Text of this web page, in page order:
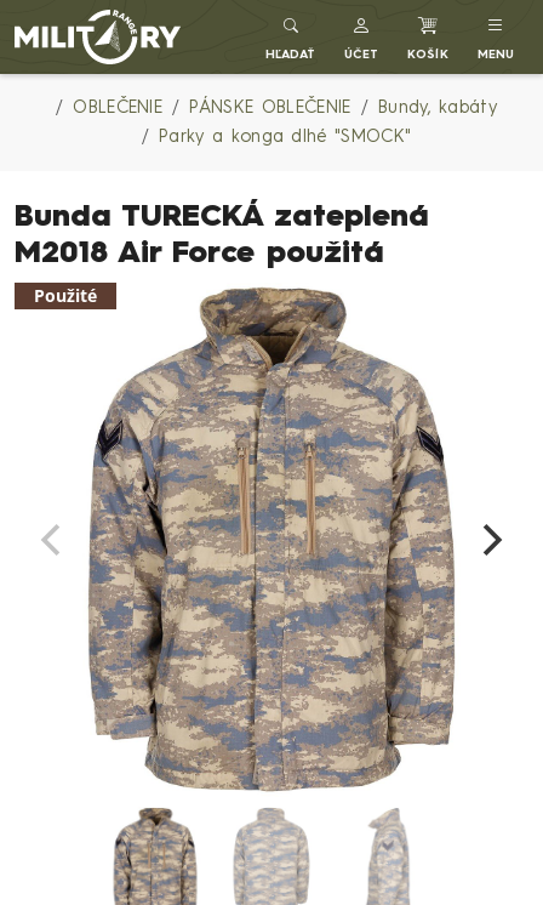
Army shop MILITARY RANGE SK
HĽADAŤ ÚČET KOŠÍK MENU
OBLEČENIE PÁNSKE OBLEČENIE
Bundy, kabáty
Parky a konga dlhé "SMOCK"
Bunda TURECKÁ zateplená
M2018 Air Force použitá
Použité